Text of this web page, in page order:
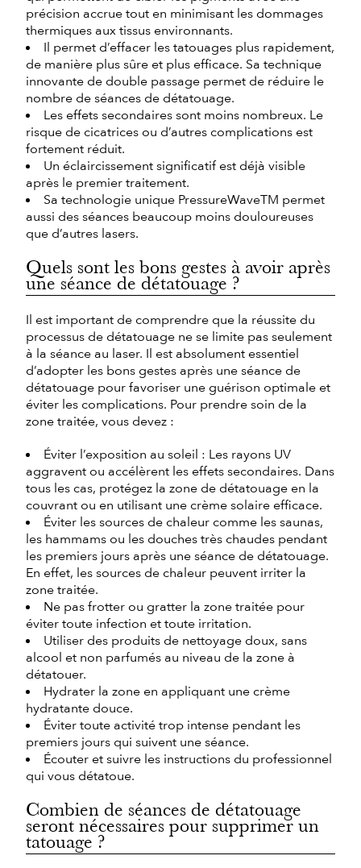
précision accrue tout en minimisant les dommages
thermiques aux tissus environnants.
Il permet d’effacer les tatouages plus rapidement,
de manière plus sûre et plus efficace. Sa technique
innovante de double passage permet de réduire le
nombre de séances de détatouage.
Les effets secondaires sont moins nombreux. Le
risque de cicatrices ou d’autres complications est
fortement réduit.
Un éclaircissement significatif est déjà visible
après le premier traitement.
Sa technologie unique PressureWaveTM permet
aussi des séances beaucoup moins douloureuses
que d’autres lasers.
Quels sont les bons gestes à avoir après
une séance de détatouage ?
Il est important de comprendre que la réussite du
processus de détatouage ne se limite pas seulement
à la séance au laser. Il est absolument essentiel
d’adopter les bons gestes après une séance de
détatouage pour favoriser une guérison optimale et
éviter les complications. Pour prendre soin de la
zone traitée, vous devez :
Éviter l’exposition au soleil : Les rayons UV
aggravent ou accélèrent les effets secondaires. Dans
tous les cas, protégez la zone de détatouage en la
couvrant ou en utilisant une crème solaire efficace.
Éviter les sources de chaleur comme les saunas,
les hammams ou les douches très chaudes pendant
les premiers jours après une séance de détatouage.
En effet, les sources de chaleur peuvent irriter la
zone traitée.
Ne pas frotter ou gratter la zone traitée pour
éviter toute infection et toute irritation.
Utiliser des produits de nettoyage doux, sans
alcool et non parfumés au niveau de la zone à
détatouer.
Hydrater la zone en appliquant une crème
hydratante douce.
Éviter toute activité trop intense pendant les
premiers jours qui suivent une séance.
Écouter et suivre les instructions du professionnel
qui vous détatoue.
Combien de séances de détatouage
seront nécessaires pour supprimer un
tatouage ?